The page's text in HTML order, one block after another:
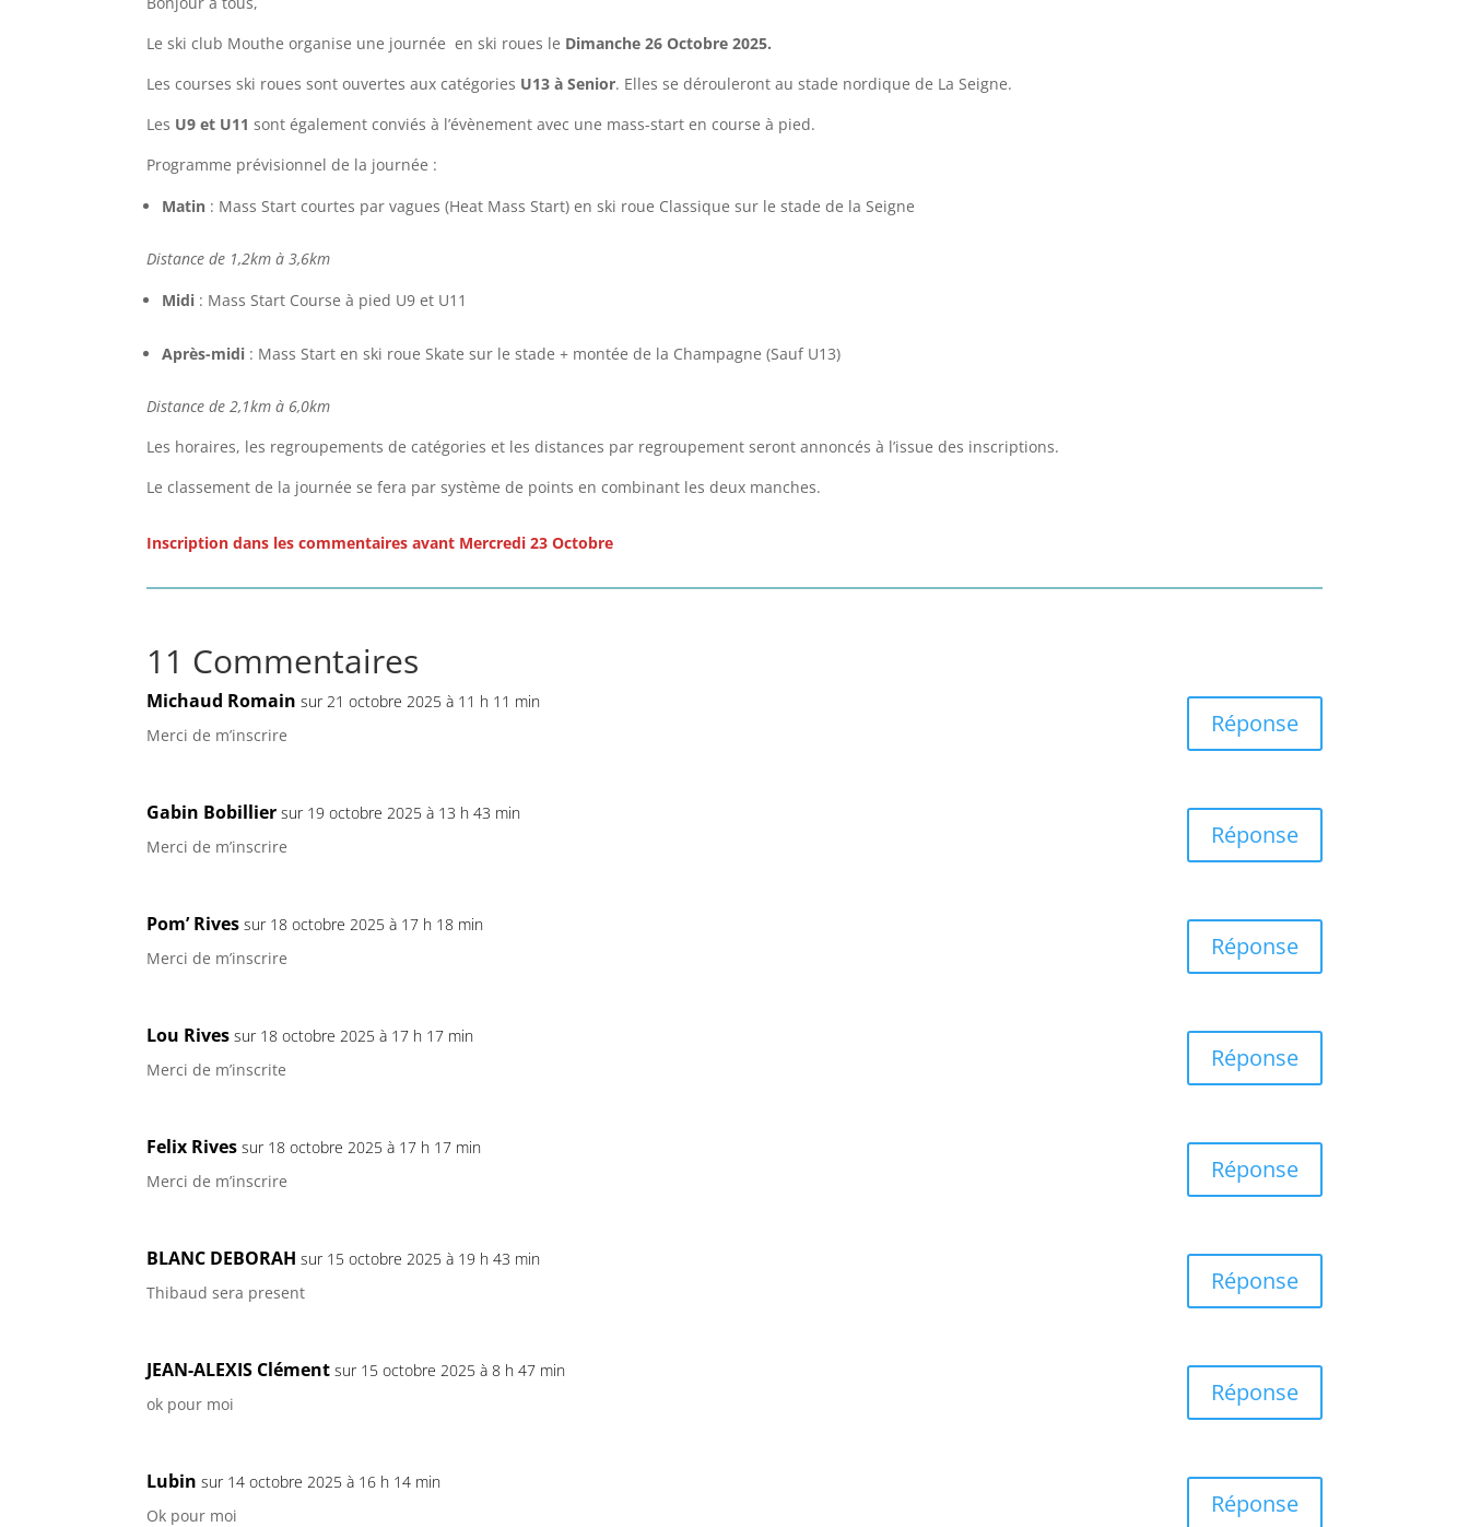
Le ski club Mouthe organise une journée en ski roues le Dimanche 26 Octobre 2025.
Les courses ski roues sont ouvertes aux catégories U13 à Senior. Elles se dérouleront au stade nordique de La Seigne.
Les U9 et U11sont également conviés à l’évènement avec une mass-start en course à pied.
Programme prévisionnel de la journée :
Matin : Mass Start courtes par vagues (Heat Mass Start) en ski roue Classique sur le stade de la Seigne
Distance de 1,2km à 3,6km
Midi : Mass Start Course à pied U9 et U11
Après-midi : Mass Start en ski roue Skate sur le stade + montée de la Champagne (Sauf U13)
Distance de 2,1km à 6,0km
Les horaires, les regroupements de catégories et les distances par regroupement seront annoncés à l’issue des inscriptions.
Le classement de la journée se fera par système de points en combinant les deux manches.
Inscription dans les commentaires avant Mercredi 23 Octobre
11 Commentaires
Michaud Romain sur 21 octobre 2025 à 11 h 11 min
Merci de m’inscrire
Réponse
Gabin Bobillier sur 19 octobre 2025 à 13 h 43 min
Merci de m’inscrire
Réponse
Pom’ Rives sur 18 octobre 2025 à 17 h 18 min
Merci de m’inscrire
Réponse
Lou Rives sur 18 octobre 2025 à 17 h 17 min
Merci de m’inscrite
Réponse
Felix Rives sur 18 octobre 2025 à 17 h 17 min
Merci de m’inscrire
Réponse
BLANC DEBORAH sur 15 octobre 2025 à 19 h 43 min
Thibaud sera present
Réponse
JEAN-ALEXIS Clément sur 15 octobre 2025 à 8 h 47 min
ok pour moi
Réponse
Lubin sur 14 octobre 2025 à 16 h 14 min
Ok pour moi
Réponse